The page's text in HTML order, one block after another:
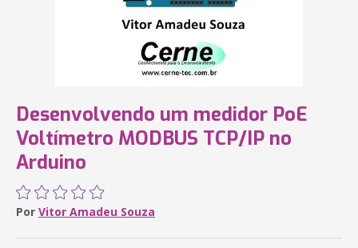
Desenvolvendo um medidor PoE
Voltímetro MODBUS TCP/IP no
Arduino
Por Vitor Amadeu Souza